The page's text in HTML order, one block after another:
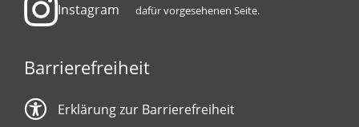
Instagram
dafür vorgesehenen Seite.
Barrierefreiheit
Erklärung zur Barrierefreiheit